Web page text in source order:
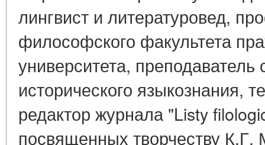
лингвист и литературовед,
философского факультета
университета, преподаватель
исторического языкознания,
редактор журнала "Listy
посвященных творчеству